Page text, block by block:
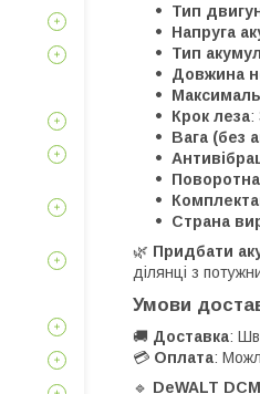
Тип
Напруга
Тип
Довжина
Крок леза:
Вага (без
Страна
🌿 Придбати
ділянці з
Умови
🚚 Доставка:
💳 Оплата:
🔹 DeWALT